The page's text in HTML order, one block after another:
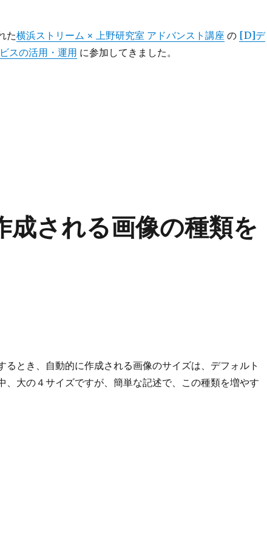
た横浜ストリーム × 上野研究室 アドバンスト講座 の [D]デ
スの活用・運用 に参加してきました。
みる” の
される画像の種類を
るとき、自動的に作成される画像のサイズは、デフォルト
、大の４サイズですが、簡単な記述で、この種類を増やす
成される画像の種類を追加する” の